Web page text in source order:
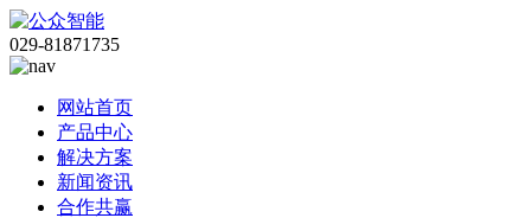
029-81871735
网站首页
产品中心
解决方案
新闻资讯
合作共赢